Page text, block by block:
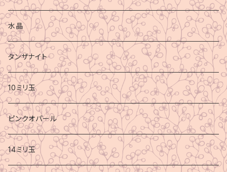
水晶
タンザナイト
10ミリ玉
ピンクオパール
14ミリ玉